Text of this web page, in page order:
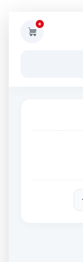
0